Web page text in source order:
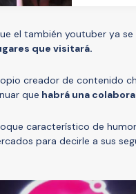
el también youtuber ya
que visitará.
creador de contenido
que habrá una
característico de
para decirle a sus